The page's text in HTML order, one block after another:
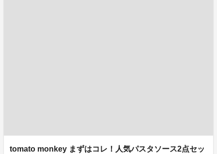
tomato monkey まずはコレ！人気パスタソース2点セッ